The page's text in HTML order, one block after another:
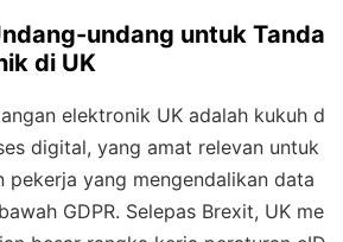
undang untuk Tanda
di UK
elektronik UK adalah kukuh d
digital, yang amat relevan untuk
pekerja yang mengendalikan data
GDPR. Selepas Brexit, UK me